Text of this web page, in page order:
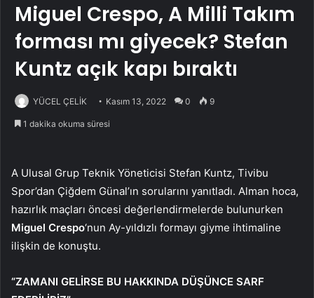
Miguel Crespo, A Milli Takım
forması mı giyecek? Stefan
Kuntz açık kapı bıraktı
YÜCEL ÇELİK Kasım 13, 2022 0 9
1 dakika okuma süresi
A Ulusal Grup Teknik Yöneticisi Stefan Kuntz, Tivibu
Spor’dan Çiğdem Günal’ın sorularını yanıtladı. Alman hoca,
hazırlık maçları öncesi değerlendirmelerde bulunurken
Miguel Crespo‘nun Ay-yıldızlı formayı giyme ihtimaline
ilişkin de konuştu.
“ZAMANI GELİRSE BU HAKKINDA DÜŞÜNCE SARF